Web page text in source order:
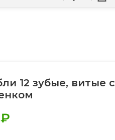
12 зубые, витые с
₽